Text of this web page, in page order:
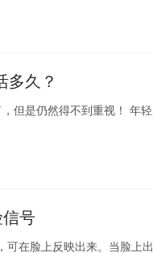
多久？
但是仍然得不到重视！ 年
号
在脸上反映出来。当脸上